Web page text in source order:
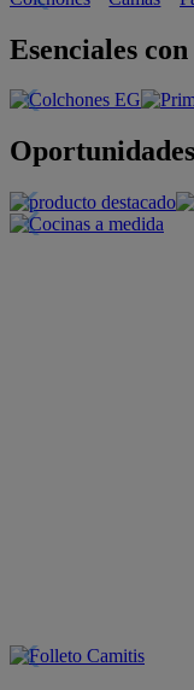
Esenciales